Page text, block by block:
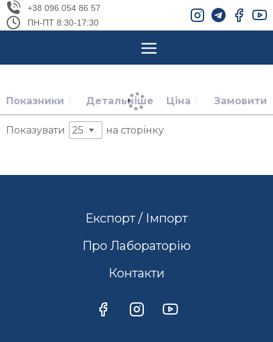
+38 096 054 86 57
ПН-ПТ 8:30-17:30
Показники Детальніше Ціна Замовити
Показувати на сторінку
Експорт / Імпорт
Про Лабораторію
Контакти